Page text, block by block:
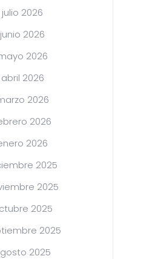
julio 2026
junio 2026
2026
abril 2026
2026
2026
2026
2025
2025
2025
2025
2025